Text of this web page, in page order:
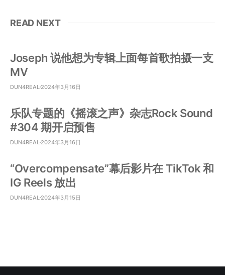
READ NEXT
Joseph 说他想为专辑上面每首歌拍摄一支
MV
DUN4REAL 2024年3月16日
乐队专题的《摇滚之声》杂志Rock Sound
#304 期开启预售
DUN4REAL 2024年3月16日
“Overcompensate”幕后影片在 TikTok 和
IG Reels 放出
DUN4REAL 2024年3月15日